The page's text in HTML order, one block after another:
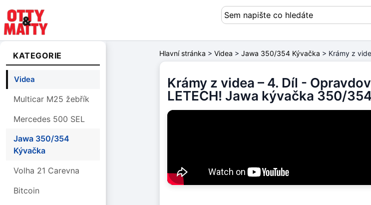
KATEGORIE
Videa
Multicar M25 žebřík
Mercedes 500 SEL
Jawa 350/354
Kývačka
Volha 21 Carevna
Bitcoin
Hlavní stránka >Videa >Jawa 350/354 Kývačka > Krámy z
Krámy z videa – 4. Díl -
LETECH! Jawa kývačka 350/